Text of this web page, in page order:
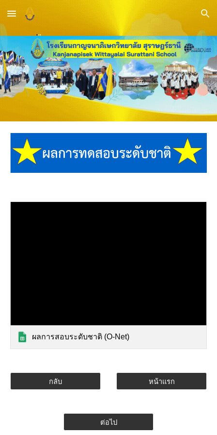
Skip to main content Skip to navigation
ผลการสอบระดับชาติ (O-Net)
กลับ หน้าแรก
ต่อไป